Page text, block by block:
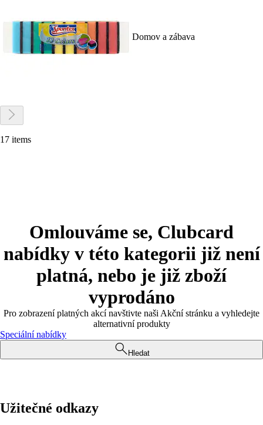
Domov a zábava
17 items
Omlouváme se, Clubcard
nabídky v této kategorii již není
platná, nebo je již zboží
vyprodáno
Pro zobrazení platných akcí navštivte naši Akční stránku a vyhledejte
alternativní produkty
Speciální nabídky
Hledat
Užitečné odkazy